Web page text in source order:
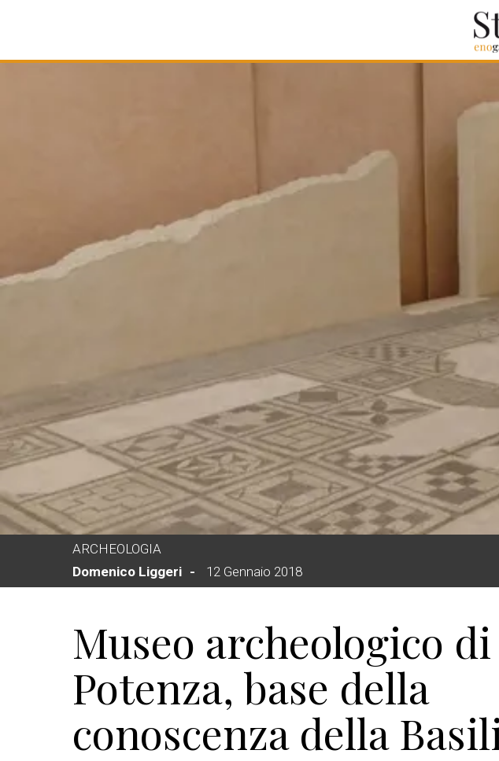
ARCHEOLOGIA
Domenico Liggeri
12 Gennaio 2018
Museo archeologico di
Potenza, base della
conoscenza della